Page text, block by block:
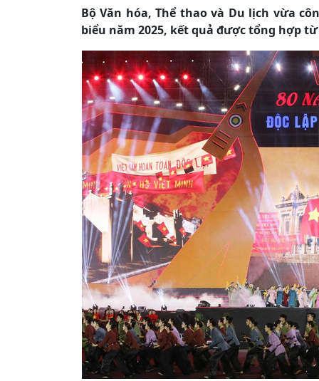
Bộ Văn hóa, Thể thao và Du lịch vừa
biểu năm 2025, kết quả được tổng hợp